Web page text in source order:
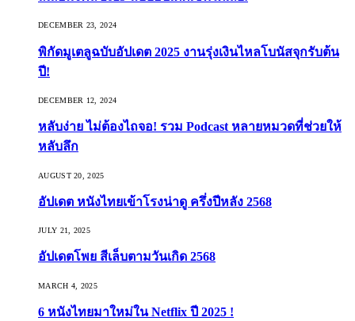
DECEMBER 23, 2024
พิกัดมูเตลูฉบับอัปเดต 2025 งานรุ่งเงินไหลโบนัสจุกรับต้น
ปี!
DECEMBER 12, 2024
หลับง่าย ไม่ต้องไถจอ! รวม Podcast หลายหมวดที่ช่วยให้
หลับลึก
AUGUST 20, 2025
อัปเดต หนังไทยเข้าโรงน่าดู ครึ่งปีหลัง 2568
JULY 21, 2025
อัปเดตโพย สีเล็บตามวันเกิด 2568
MARCH 4, 2025
6 หนังไทยมาใหม่ใน Netflix ปี 2025 !